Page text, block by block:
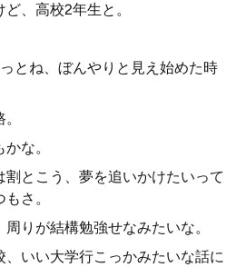
、高校2年生と。
とね、ぼんやりと見え始めた時
な。
割とこう、夢を追いかけたいって
さ。
りが結構勉強せなみたいな。
、いい大学行こっかみたいな話に